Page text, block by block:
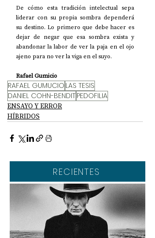
De cómo esta tradición intelectual sepa
liderar con su propia sombra dependerá
su destino. Lo primero que debe hacer es
dejar de negar que esa sombra exista y
abandonar la labor de ver la paja en el ojo
ajeno para no ver la viga en el suyo.
Rafael Gumicio
RAFAEL GUMUCIO LAS TESIS
DANIEL COHN-BENDITPEDOFILIA
ENSAYO Y ERROR
HÍBRIDOS
RECIENTES